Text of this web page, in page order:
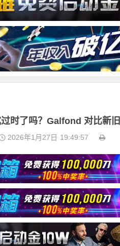
过时了吗？Galfond 对比新
2026年1月27日 19:49:57